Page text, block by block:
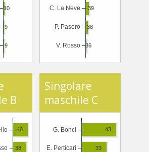
9
9
10
V. Rosso
P. Pasero
C. La Neve
36
38
39
B
38
40
Singolare
maschile C
E. Perticari
G. Bonci
33
43